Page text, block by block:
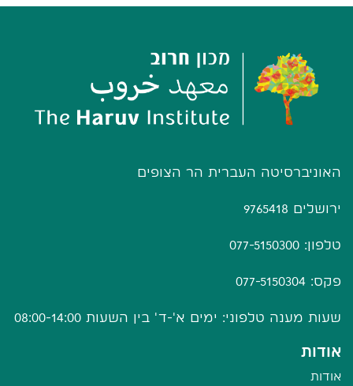
האוניברסיטה העברית הר הצופים
ירושלים 9765418
טלפון: 077-5150300
פקס: 077-5150304
שעות מענה טלפוני: ימים א'-ד' בין השעות 08:00-14:00
אודות
אודות